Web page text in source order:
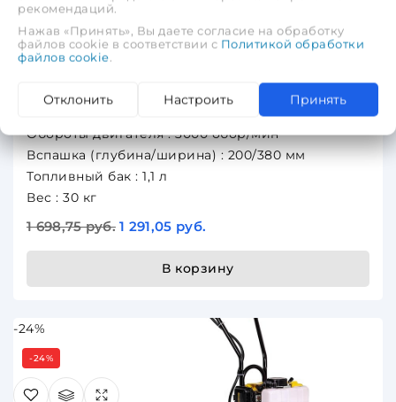
3000 обормин, 140 см3, 1,1 л, 30 кг
Мощность : 2,7/4 кВт/л.с
Объем двигателя : 140 см3
Обороты двигателя : 3000 обор/мин
Вспашка (глубина/ширина) : 200/380 мм
Топливный бак : 1,1 л
Вес : 30 кг
1 698,75 руб. 1 291,05 руб.
В корзину
-24%
-24%
рекомендаций.
Нажав «Принять», Вы даете согласие на обработку
файлов cookie в соответствии с Политикой обработки
файлов cookie
Отклонить Настроить Принять